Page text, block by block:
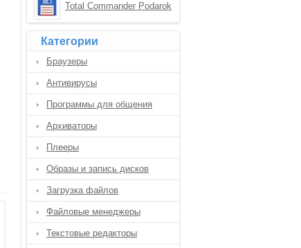
Total Commander Podarok
Категории
Браузеры
Антивирусы
Программы для общения
Архиваторы
Плееры
Образы и запись дисков
Загрузка файлов
Файловые менеджеры
Текстовые редакторы